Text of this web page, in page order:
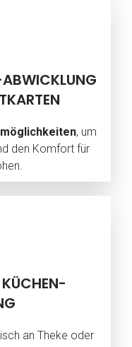
, um
den Komfort für
an Theke oder